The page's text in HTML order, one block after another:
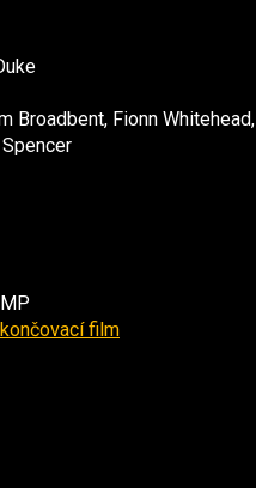
Broadbent, Fionn Whitehead,
film